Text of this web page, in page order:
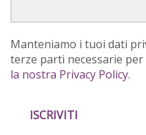
Manteniamo i tuoi dati
terze parti necessarie
la nostra Privacy Policy.